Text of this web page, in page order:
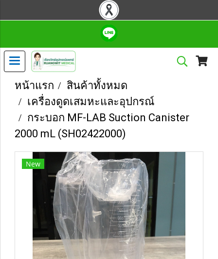
หน้าแรก
สินค้าทั้งหมด
เครื่องดูดเสมหะและอุปกรณ์
กระบอก MF-LAB Suction Canister
2000 mL (SH02422000)
New